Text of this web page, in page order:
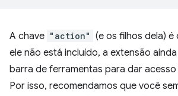
A chave "action" (e os filhos dela)
ele não está incluído, a extensão
barra de ferramentas para dar acesso
Por isso, recomendamos que você